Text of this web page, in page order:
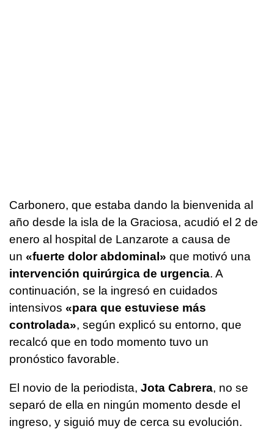
Carbonero, que estaba dando la bienvenida al
año desde la isla de la Graciosa, acudió el 2 de
enero al hospital de Lanzarote a causa de
un «fuerte dolor abdominal» que motivó una
intervención quirúrgica de urgencia. A
continuación, se la ingresó en cuidados
intensivos «para que estuviese más
controlada», según explicó su entorno, que
recalcó que en todo momento tuvo un
pronóstico favorable.
El novio de la periodista, Jota Cabrera, no se
separó de ella en ningún momento desde el
ingreso, y siguió muy de cerca su evolución.